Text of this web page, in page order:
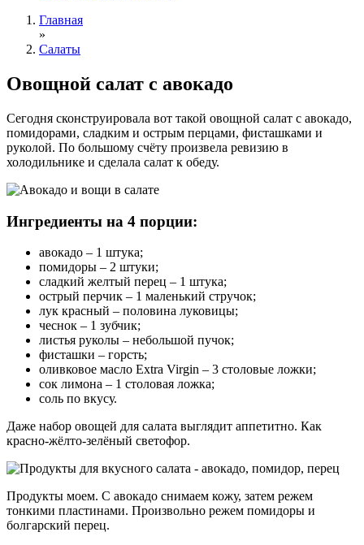
Главная
»
Салаты
Овощной салат с авокадо
Сегодня сконструировала вот такой овощной салат с авокадо,
помидорами, сладким и острым перцами, фисташками и
руколой. По большому счёту произвела ревизию в
холодильнике и сделала салат к обеду.
Ингредиенты на 4 порции:
авокадо – 1 штука;
помидоры – 2 штуки;
сладкий желтый перец – 1 штука;
острый перчик – 1 маленький стручок;
лук красный – половина луковицы;
чеснок – 1 зубчик;
листья руколы – небольшой пучок;
фисташки – горсть;
оливковое масло Extra Virgin – 3 столовые ложки;
сок лимона – 1 столовая ложка;
соль по вкусу.
Даже набор овощей для салата выглядит аппетитно. Как
красно-жёлто-зелёный светофор.
Продукты моем. С авокадо снимаем кожу, затем режем
тонкими пластинами. Произвольно режем помидоры и
болгарский перец.